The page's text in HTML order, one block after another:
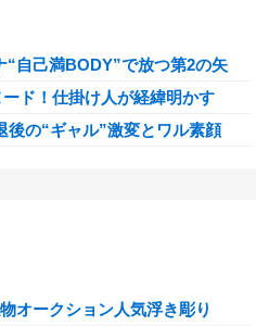
“自己満BODY”で放つ第2の矢
ド！仕掛け人が経緯明かす
後の“ギャル”激変とワル素顔
オークション人気浮き彫り